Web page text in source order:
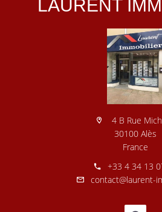
LAURENT
4 B Rue
30100 Alès
France
+33 4 34 13
contact@laurent-